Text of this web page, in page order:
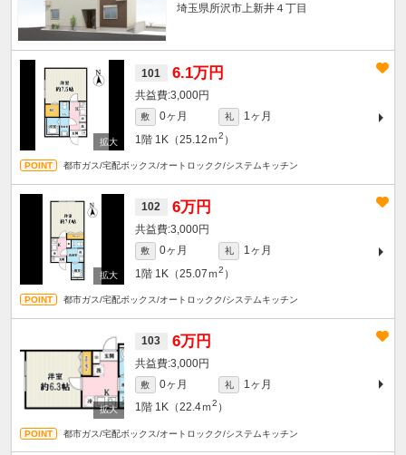
埼玉県所沢市上新井４丁目
101 6.1万円
3,000円
敷 0ヶ月 礼
1ヶ月
1階 1K（25.12ｍ2 ）
都市ガス/宅配ボックス/オートロックク/システムキッチン
102 6万円
3,000円
敷 0ヶ月 礼
1ヶ月
1階 1K（25.07ｍ2 ）
都市ガス/宅配ボックス/オートロックク/システムキッチン
103 6万円
3,000円
敷 0ヶ月 礼
1ヶ月
1階 1K（22.4ｍ2 ）
都市ガス/宅配ボックス/オートロックク/システムキッチン